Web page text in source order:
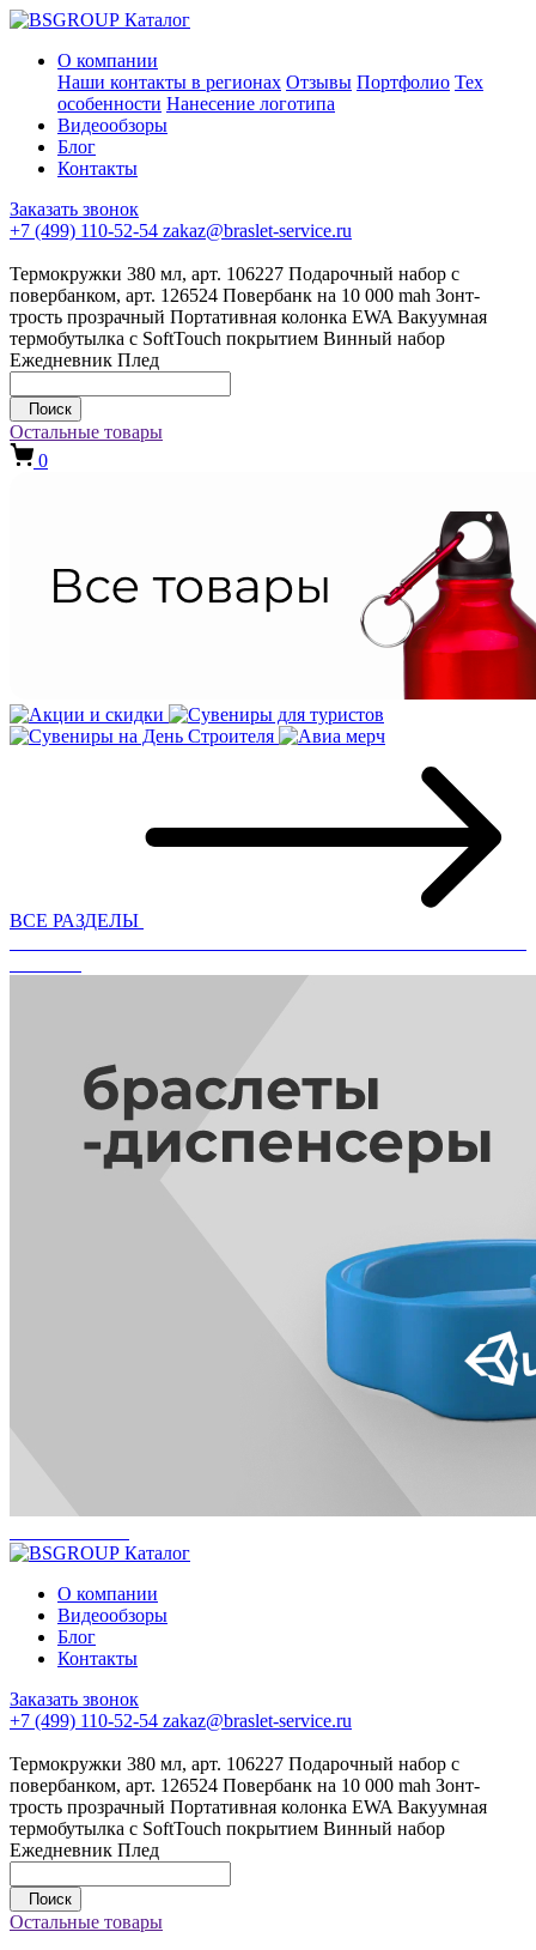
Каталог
О компании
Наши контакты в регионах Отзывы Портфолио Тех
особенности Нанесение логотипа
Видеообзоры
Блог
Контакты
Заказать звонок
+7 (499) 110-52-54 zakaz@braslet-service.ru
Термокружки 380 мл, арт. 106227 Подарочный набор с
повербанком, арт. 126524 Повербанк на 10 000 mah Зонт-
трость прозрачный Портативная колонка EWA Вакуумная
термобутылка с SoftTouch покрытием Винный набор
Ежедневник Плед
Поиск
Остальные товары
0
ВСЕ РАЗДЕЛЫ
Каталог
О компании
Видеообзоры
Блог
Контакты
Заказать звонок
+7 (499) 110-52-54 zakaz@braslet-service.ru
Термокружки 380 мл, арт. 106227 Подарочный набор с
повербанком, арт. 126524 Повербанк на 10 000 mah Зонт-
трость прозрачный Портативная колонка EWA Вакуумная
термобутылка с SoftTouch покрытием Винный набор
Ежедневник Плед
Поиск
Остальные товары